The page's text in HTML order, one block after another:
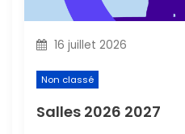
16 juillet 2026
Non classé
Salles 2026 2027